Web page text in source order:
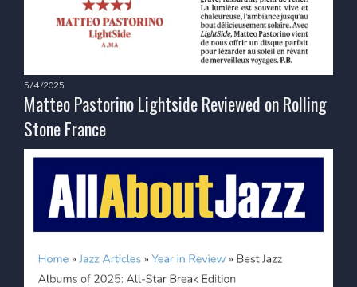
5/4/2025
Matteo Pastorino Lightside Reviewed on Rolling
Stone France